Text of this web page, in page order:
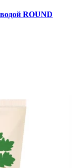
ROUND